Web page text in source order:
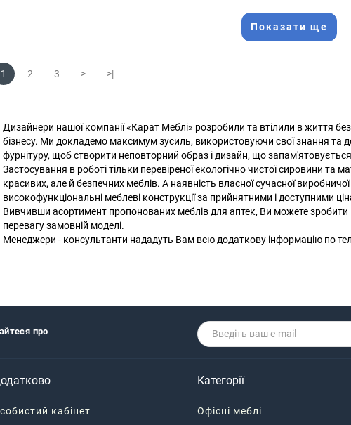
Показати ще
1 2 3 > >|
Дизайнери нашої компанії «Карат Меблі» розробили та втілили в життя
бізнесу. Ми докладемо максимум зусиль, використовуючи свої знання та
фурнітуру, щоб створити неповторний образ і дизайн, що
Застосування в роботі тільки перевіреної екологічно чистої сировини та
красивих, але й безпечних меблів. А наявність власної сучасної
високофункціональні меблеві конструкції за прийнятними і доступними
Вивчивши асортимент пропонованих меблів для аптек, Ви можете зробити
перевагу замовній моделі.
Менеджери - консультанти нададуть Вам всю додаткову інформацію по
про
кабінет
Категорії
Офісні меблі